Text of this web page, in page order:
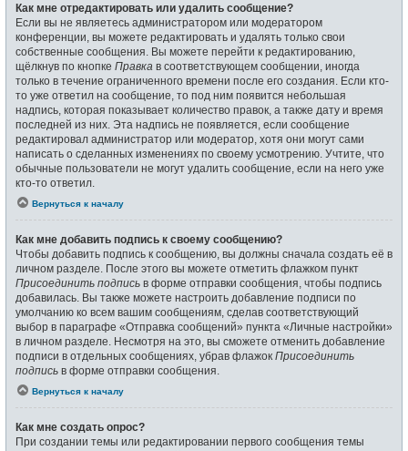
Как мне отредактировать или удалить сообщение?
Если вы не являетесь администратором или модератором
конференции, вы можете редактировать и удалять только свои
собственные сообщения. Вы можете перейти к редактированию,
щёлкнув по кнопке Правка в соответствующем сообщении, иногда
только в течение ограниченного времени после его создания. Если кто-
то уже ответил на сообщение, то под ним появится небольшая
надпись, которая показывает количество правок, а также дату и время
последней из них. Эта надпись не появляется, если сообщение
редактировал администратор или модератор, хотя они могут сами
написать о сделанных изменениях по своему усмотрению. Учтите, что
обычные пользователи не могут удалить сообщение, если на него уже
кто-то ответил.
Вернуться к началу
Как мне добавить подпись к своему сообщению?
Чтобы добавить подпись к сообщению, вы должны сначала создать её в
личном разделе. После этого вы можете отметить флажком пункт
Присоединить подпись в форме отправки сообщения, чтобы подпись
добавилась. Вы также можете настроить добавление подписи по
умолчанию ко всем вашим сообщениям, сделав соответствующий
выбор в параграфе «Отправка сообщений» пункта «Личные настройки»
в личном разделе. Несмотря на это, вы сможете отменить добавление
подписи в отдельных сообщениях, убрав флажок Присоединить
подпись в форме отправки сообщения.
Вернуться к началу
Как мне создать опрос?
При создании темы или редактировании первого сообщения темы